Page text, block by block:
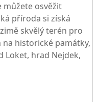
můžete osvěžit
příroda si získá
skvělý terén pro
historické památky,
Loket, hrad Nejdek,